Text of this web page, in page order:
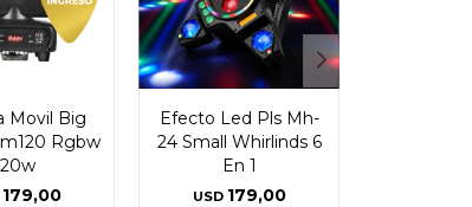
Movil Big
Rgbw
179,00
Efecto Led Pls Mh-
24 Small Whirlinds 6
En 1
USD 179,00